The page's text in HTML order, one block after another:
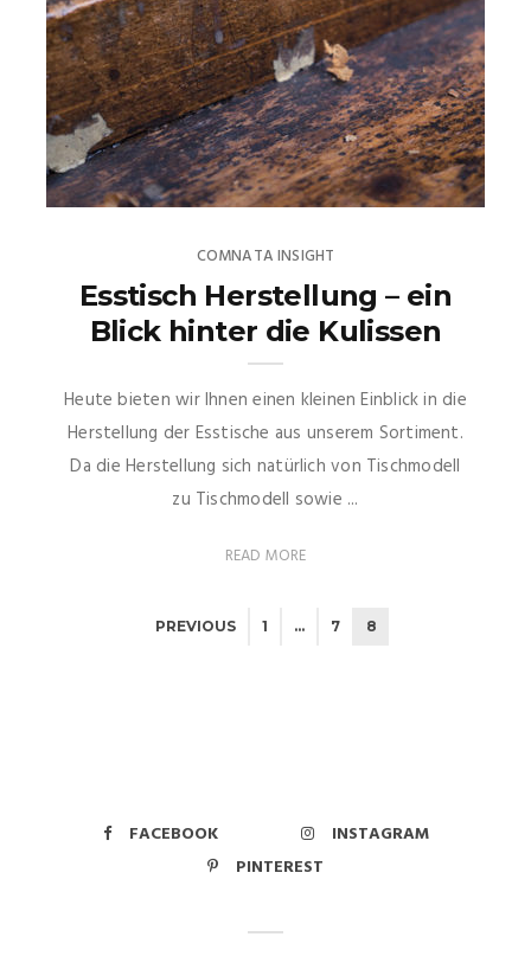
COMNATA INSIGHT
Esstisch Herstellung – ein
Blick hinter die Kulissen
Heute bieten wir Ihnen einen kleinen Einblick in die
Herstellung der Esstische aus unserem Sortiment.
Da die Herstellung sich natürlich von Tischmodell
zu Tischmodell sowie ...
READ MORE
PREVIOUS 1 … 7 8
FACEBOOK
INSTAGRAM
PINTEREST